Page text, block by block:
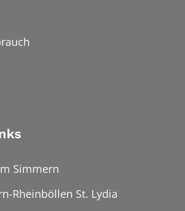
Simmern
Rheinböllen St. Lydia